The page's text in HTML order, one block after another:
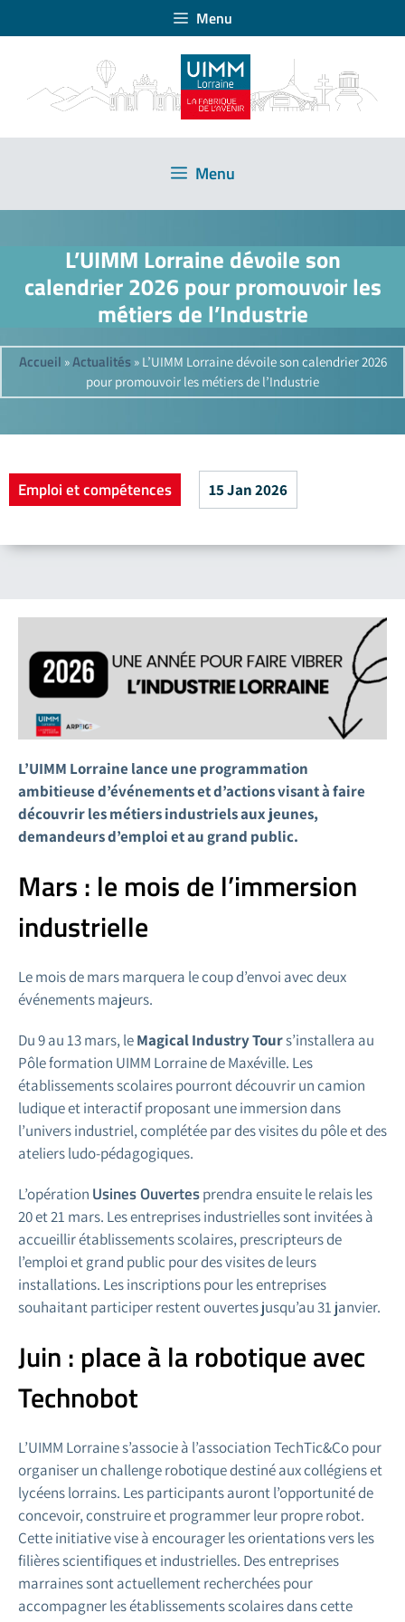
Menu
Menu
L’UIMM Lorraine dévoile son
calendrier 2026 pour promouvoir les
métiers de l’Industrie
Accueil »Actualités» L’UIMM Lorraine dévoile son calendrier 2026
pour promouvoir les métiers de l’Industrie
Emploi et compétences 15 Jan 2026
L’UIMM Lorraine lance une programmation
ambitieuse d’événements et d’actions visant à faire
découvrir les métiers industriels aux jeunes,
demandeurs d’emploi et au grand public.
Mars : le mois de l’immersion
industrielle
Le mois de mars marquera le coup d’envoi avec deux
événements majeurs.
Du 9 au 13 mars, leMagical Industry Tours’installera au
Pôle formation UIMM Lorraine de Maxéville. Les
établissements scolaires pourront découvrir un camion
ludique et interactif proposant une immersion dans
l’univers industriel, complétée par des visites du pôle et des
ateliers ludo-pédagogiques.
L’opération Usines Ouvertesprendra ensuite le relais les
20 et 21 mars. Les entreprises industrielles sont invitées à
accueillir établissements scolaires, prescripteurs de
l’emploi et grand public pour des visites de leurs
installations. Les inscriptions pour les entreprises
souhaitant participer restent ouvertes jusqu’au 31 janvier.
Juin : place à la robotique avec
Technobot
L’UIMM Lorraine s’associe à l’association TechTic&Co pour
organiser un challenge robotique destiné aux collégiens et
lycéens lorrains. Les participants auront l’opportunité de
concevoir, construire et programmer leur propre robot.
Cette initiative vise à encourager les orientations vers les
filières scientifiques et industrielles. Des entreprises
marraines sont actuellement recherchées pour
accompagner les établissements scolaires dans cette